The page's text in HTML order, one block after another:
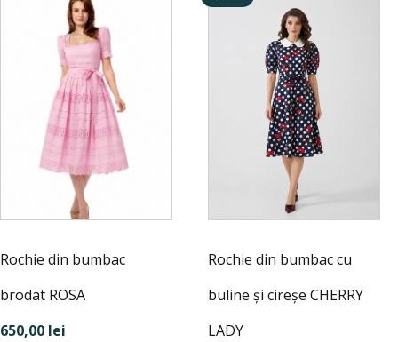
Rochie din bumbac
brodat ROSA
650,00 lei
Opțiunile
în
produsului.
Rochie din bumbac cu
buline și cireșe CHERRY
LADY
Opțiunile
în
produsului.